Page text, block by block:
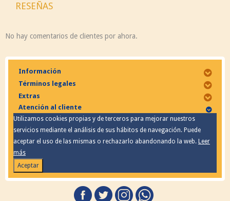
RESEÑAS
No hay comentarios de clientes por ahora.
Información
Términos legales
Extras
Atención al cliente
Utilizamos cookies propias y de terceros para mejorar nuestros
servicios mediante el análisis de sus hábitos de navegación. Puede
aceptar el uso de las mismas o rechazarlo abandonando la web. Leer
más
Aceptar